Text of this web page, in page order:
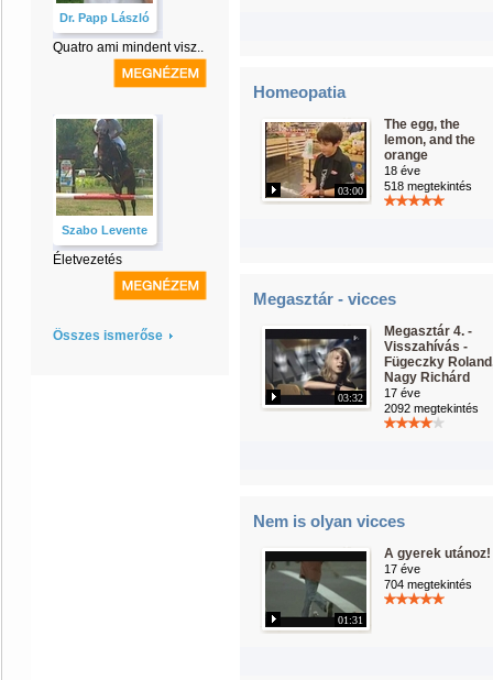
Dr. Papp László
Quatro ami mindent visz..
Szabo Levente
Életvezetés
Összes ismerőse
Homeopatia
03:00
The egg, the
lemon, and the
orange
18 éve
518 megtekintés
Megasztár - vicces
03:32
Megasztár 4. -
Visszahívás -
Fügeczky
Nagy Richárd
17 éve
2092 megtekintés
Nem is olyan vicces
01:31
A gyerek utánoz!
17 éve
704 megtekintés